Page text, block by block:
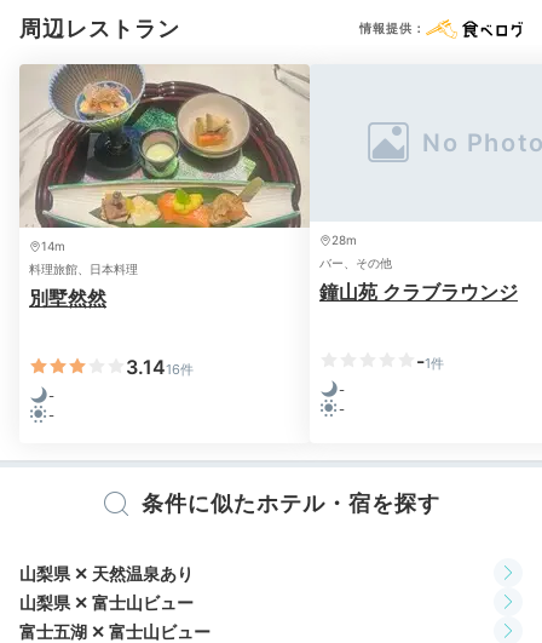
旨味たっぷりの夕食
夕食①
夕食は、1階「燦々ダイニング咲くや」や「旬菜ダイニ
れ♪プライベート感たっぷりの時間を楽しみたいなら
「個室料亭」でしっとり過ごすのもおすすめです。
satoake
周辺レストラン 情報提供：
14m
料理旅館、日本料理
別墅然然
3.1416件
-
-
28m
バー、その他
鐘山苑 クラブラウンジ
-1件
-
-
条件に似たホテル・宿を探す
山梨県 ✕ 天然温泉あり
山梨県 ✕ 富士山ビュー
富士五湖 ✕ 富士山ビュー